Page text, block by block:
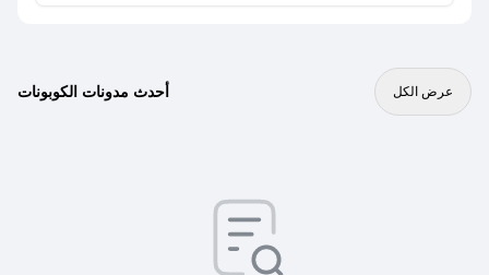
أحدث مدونات الكوبونات عرض الكل